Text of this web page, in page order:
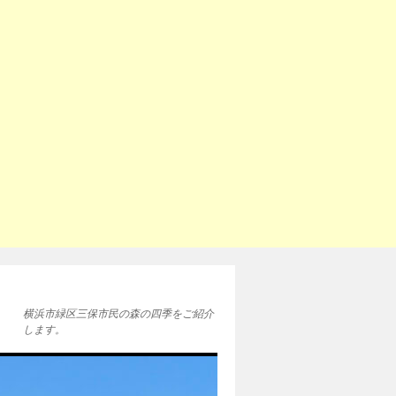
横浜市緑区三保市民の森の四季をご紹介
します。